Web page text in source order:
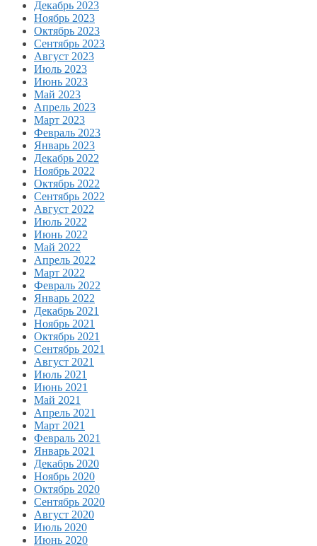
Декабрь 2023
Ноябрь 2023
Октябрь 2023
Сентябрь 2023
Август 2023
Июль 2023
Июнь 2023
Май 2023
Апрель 2023
Март 2023
Февраль 2023
Январь 2023
Декабрь 2022
Ноябрь 2022
Октябрь 2022
Сентябрь 2022
Август 2022
Июль 2022
Июнь 2022
Май 2022
Апрель 2022
Март 2022
Февраль 2022
Январь 2022
Декабрь 2021
Ноябрь 2021
Октябрь 2021
Сентябрь 2021
Август 2021
Июль 2021
Июнь 2021
Май 2021
Апрель 2021
Март 2021
Февраль 2021
Январь 2021
Декабрь 2020
Ноябрь 2020
Октябрь 2020
Сентябрь 2020
Август 2020
Июль 2020
Июнь 2020